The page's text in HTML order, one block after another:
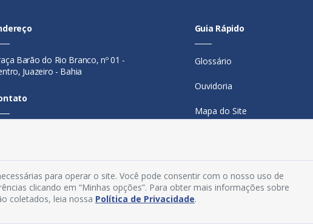
Barão do Rio Branco, nº 01 -
Juazeiro - Bahia
a sexta-feira, das 08h às
Guia Rápido
Glossário
Ouvidoria
Mapa do Site
Manual de Navegação
Política de Privacidade
para operar o site. Você pode consentir com o nosso uso de
clicando em “Minhas opções”. Para obter mais informações sobre
coletados, leia nossa Política de Privacidade.